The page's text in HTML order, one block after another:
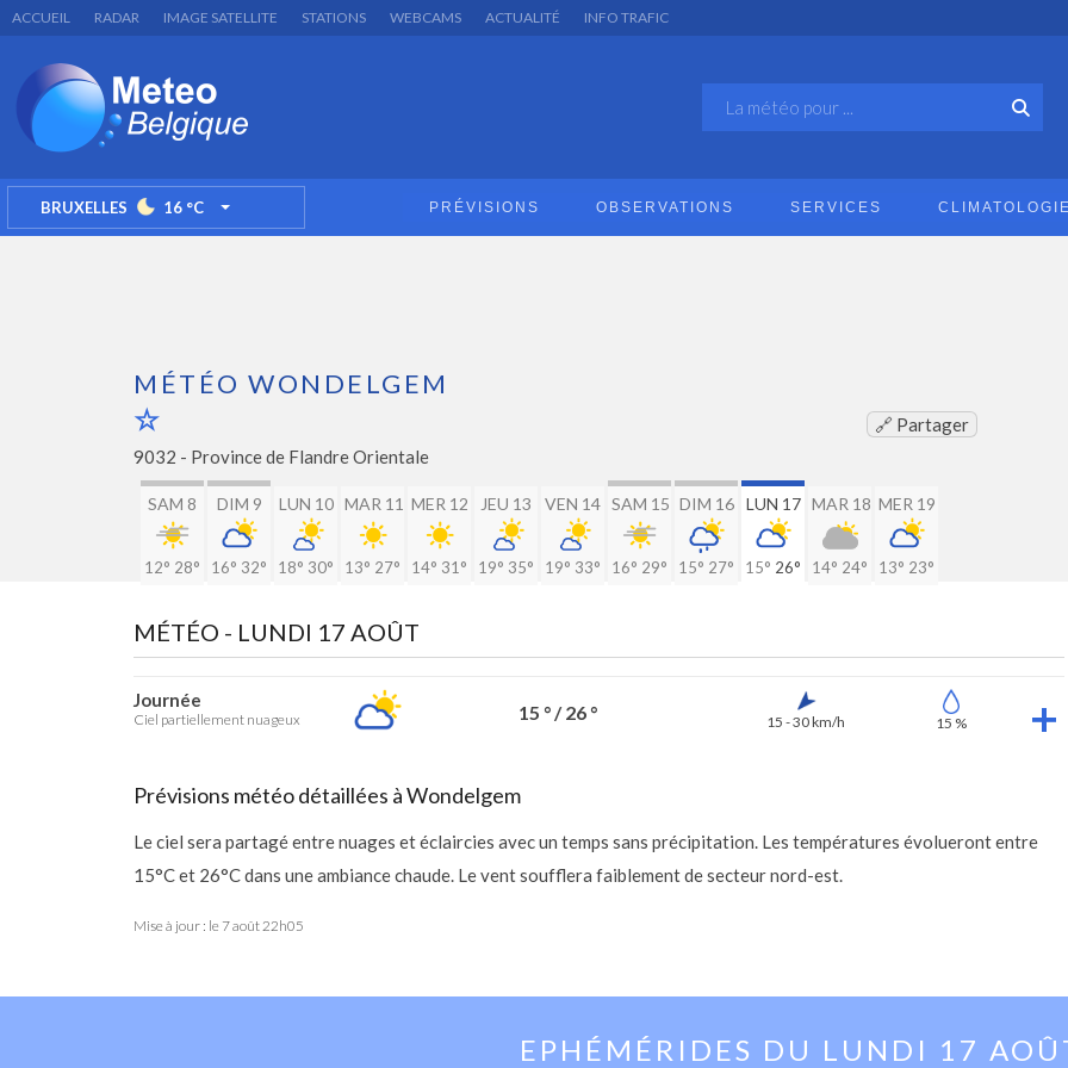
ACCUEIL RADAR IMAGE SATELLITE STATIONS WEBCAMS ACTUALITÉ INFO TRAFIC
BRUXELLES 16°C TOGGLE DROPDOWN PRÉVISIONS OBSERVATIONS SERVICES
MÉTÉO WONDELGEM
🔗 Partager
9032 - Province de Flandre Orientale
SAM 8
12° 28°
DIM 9
16° 32°
LUN 10
18° 30°
MAR 11
13° 27°
MER 12
14° 31°
JEU 13
19° 35°
VEN 14
19° 33°
SAM 15
16° 29°
DIM 16
15° 27°
LUN 17
15° 26°
MAR 18
14° 24°
MER 19
13° 23°
MÉTÉO - LUNDI 17 AOÛT
Journée
Ciel partiellement nuageux 15 ° / 26 ° 15 - 30 km/h 15 %
Prévisions météo détaillées à Wondelgem
Le ciel sera partagé entre nuages et éclaircies avec un temps sans précipitation. Les températures évolueront entre
15°C et 26°C dans une ambiance chaude. Le vent soufflera faiblement de secteur nord-est.
Mise à jour : le 7 août 22h05
EPHÉMÉRIDES DU LUNDI 17